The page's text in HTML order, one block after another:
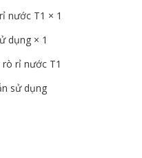
nước T1 × 1
dụng × 1
rò rỉ nước T1
sử dụng